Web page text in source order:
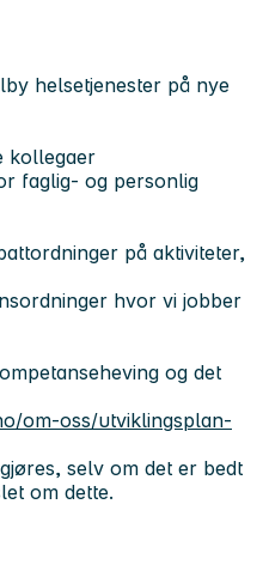
helsetjenester på nye
kollegaer
faglig- og personlig
på aktiviteter,
hvor vi jobber
og det
om-oss/utviklingsplan-
selv om det er bedt
om dette.